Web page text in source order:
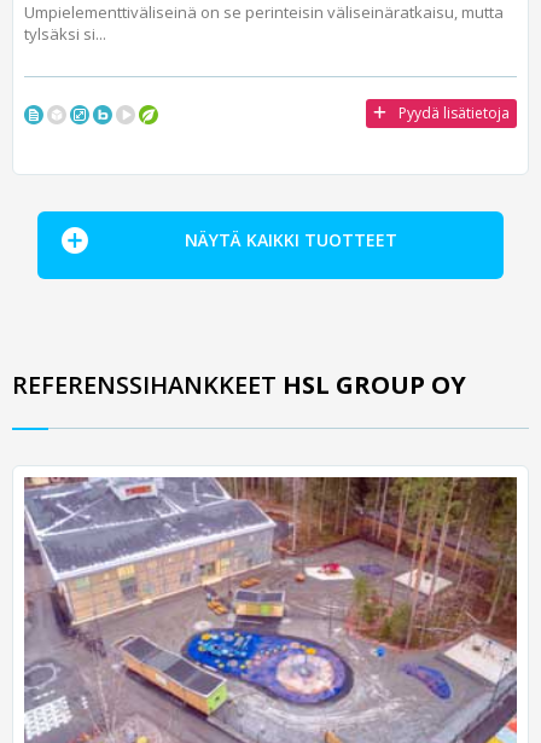
Umpielementtiväliseinä on se perinteisin väliseinäratkaisu, mutta
tylsäksi si...
Pyydä lisätietoja
NÄYTÄ KAIKKI TUOTTEET
REFERENSSIHANKKEET HSL GROUP OY